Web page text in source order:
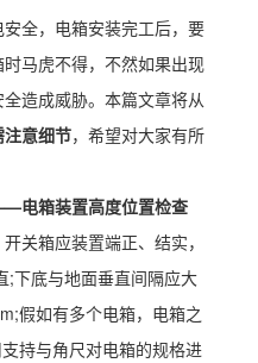
全，电箱安装完工后，要
马虎不得，不然如果出现
造成威胁。本篇文章将从
意细节，希望对大家有所
电箱装置高度位置检查
关箱应装置端正、结实，
;下底与地面垂直间隔应大
假如有多个电箱，电箱之
持与角尺对电箱的规格进